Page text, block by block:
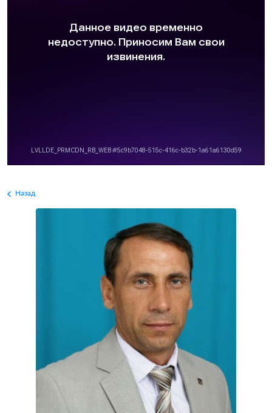
Назад